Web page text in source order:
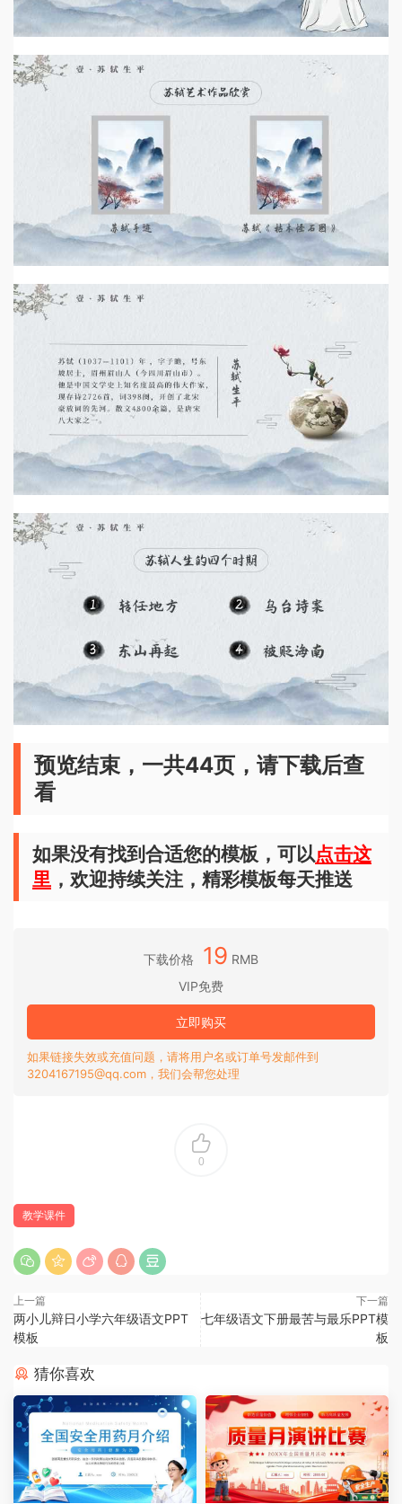
预览结束，一共44页，请下载后查
看
如果没有找到合适您的模板，可以点击这
里 ，欢迎持续关注，精彩模板每天推送
下载价格 19 RMB
VIP免费
立即购买
如果链接失效或充值问题，请将用户名或订单号发邮件到
3204167195@qq.com，我们会帮您处理
0
教学课件
上一篇
两小儿辩日小学六年级语文PPT
模板
下一篇
七年级语文下册最苦与最乐PPT模
板
猜你喜欢